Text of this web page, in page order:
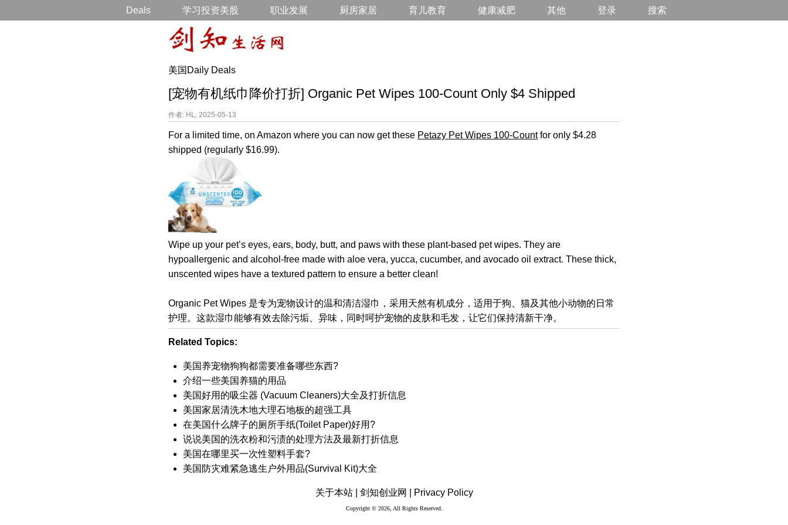
Deals 学习投资美股 职业发展 厨房家居 育儿教育 健康减肥 其他 登录 搜索
美国Daily Deals
[宠物有机纸巾降价打折] Organic Pet Wipes 100-Count Only $4 Shipped
作者: HL, 2025-05-13
For a limited time, on Amazon where you can now get these Petazy Pet Wipes 100-Countfor only $4.28
shipped (regularly $16.99).
Wipe up your pet’s eyes, ears, body, butt, and paws with these plant-based pet wipes. They are
hypoallergenic and alcohol-free made with aloe vera, yucca, cucumber, and avocado oil extract. These thick,
unscented wipes have a textured pattern to ensure a better clean!
Organic Pet Wipes 是专为宠物设计的温和清洁湿巾，采用天然有机成分，适用于狗、猫及其他小动物的日常
护理。这款湿巾能够有效去除污垢、异味，同时呵护宠物的皮肤和毛发，让它们保持清新干净。
Related Topics:
美国养宠物狗狗都需要准备哪些东西?
介绍一些美国养猫的用品
美国好用的吸尘器 (Vacuum Cleaners)大全及打折信息
美国家居清洗木地大理石地板的超强工具
在美国什么牌子的厕所手纸(Toilet Paper)好用?
说说美国的洗衣粉和污渍的处理方法及最新打折信息
美国在哪里买一次性塑料手套?
美国防灾难紧急逃生户外用品(Survival Kit)大全
关于本站 | 剑知创业网 | Privacy Policy
Copyright © 2026, All Rights Reserved.